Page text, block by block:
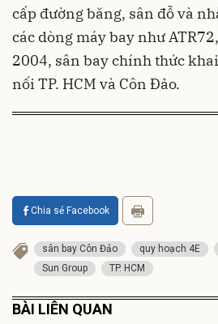
cấp đường băng, sân đỗ và
các dòng máy bay như
2004, sân bay chính thức
nối TP. HCM và Côn Đảo.
Chia sẻ Facebook
sân bay Côn Đảo quy hoạch 4E
Sun Group
TP. HCM
BÀI LIÊN QUAN